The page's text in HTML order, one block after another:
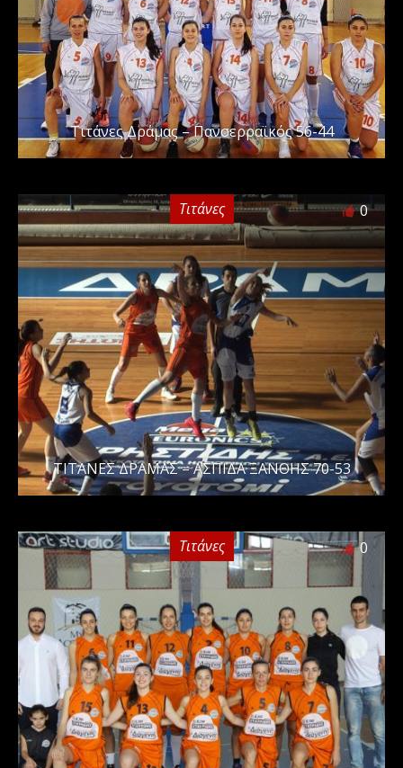
Τιτάνες Δράμας – Πανσερραϊκός 56-44
Τιτάνες 0
ΤΙΤΑΝΕΣ ΔΡΑΜΑΣ – ΑΣΠΙΔΑ ΞΑΝΘΗΣ 70-53
Τιτάνες 0